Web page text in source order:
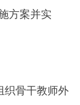
方案并实
织骨干教师外